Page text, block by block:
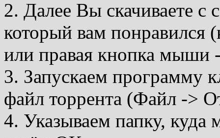
2. Далее Вы скачиваете с
который вам понравился
или правая кнопка мыши
3. Запускаем программу
файл торрента (Файл ->
4. Указываем папку, куда